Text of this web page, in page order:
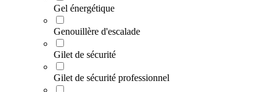
Gel énergétique
Genouillère d'escalade
Gilet de sécurité
Gilet de sécurité professionnel